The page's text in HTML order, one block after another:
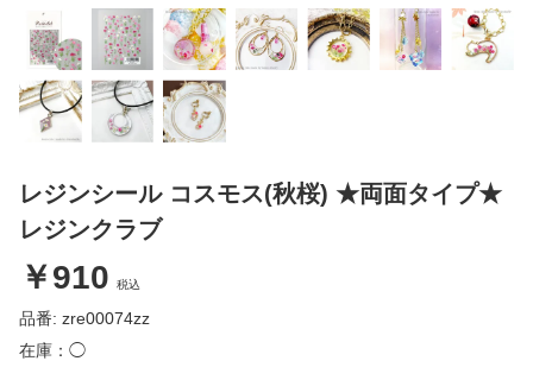
レジンシール コスモス(秋桜) ★両面タイプ★
レジンクラブ
￥910 税込
品番: zre00074zz
在庫：◯